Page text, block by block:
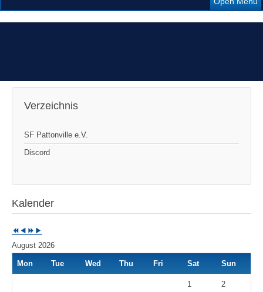
Verzeichnis
SF Pattonville e.V.
Discord
Kalender
Previous
Year
Previous
Month
Next
Year
Next
Month
August 2026
Mon Tue Wed Thu Fri Sat Sun
1 2